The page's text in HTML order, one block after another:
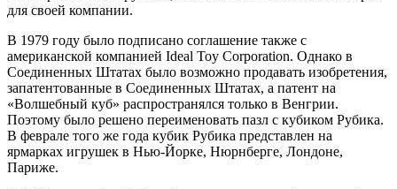
для своей компании.
В 1979 году было подписано соглашение также с
американской компанией Ideal Toy Corporation. Однако в
Соединенных Штатах было возможно продавать изобретения,
запатентованные в Соединенных Штатах, а патент на
«Волшебный куб» распространялся только в Венгрии.
Поэтому было решено переименовать пазл с кубиком Рубика.
В феврале того же года кубик Рубика представлен на
ярмарках игрушек в Нью-Йорке, Нюрнберге, Лондоне,
Париже.